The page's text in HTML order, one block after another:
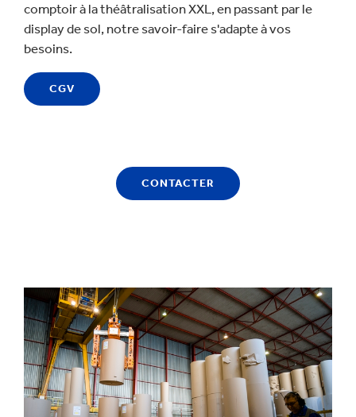
comptoir à la théâtralisation XXL, en passant par le
display de sol, notre savoir-faire s'adapte à vos
besoins.
CGV
CONTACTER